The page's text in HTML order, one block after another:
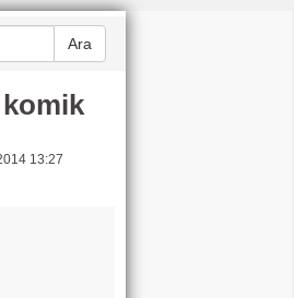
Ara
13:27